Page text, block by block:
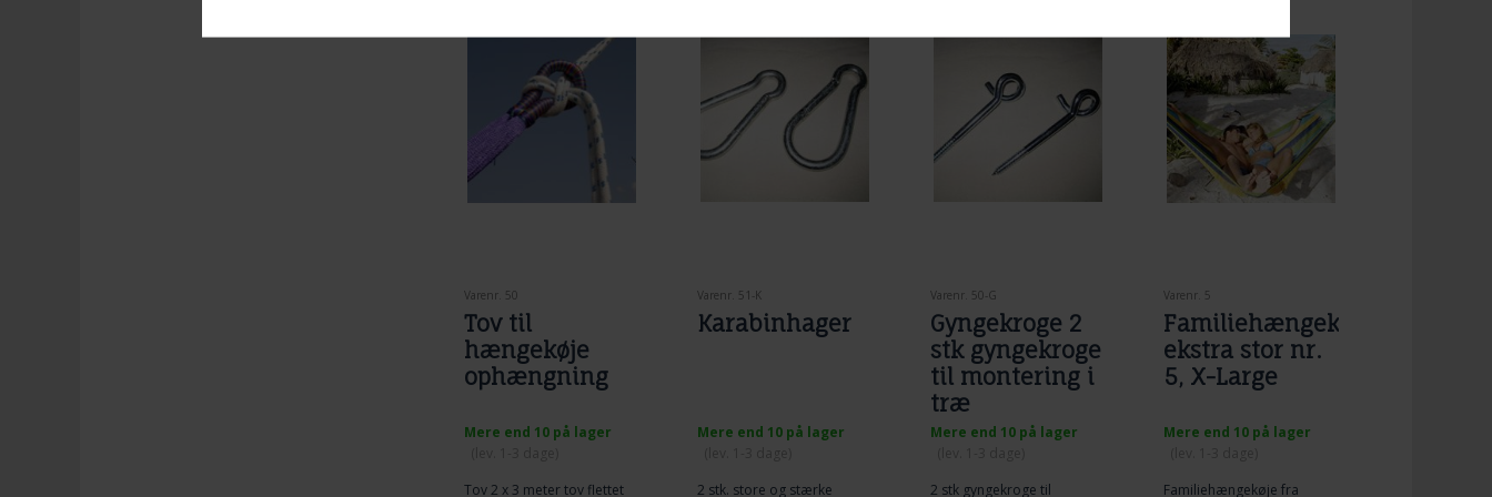
Varenr. 50
Tov til
hængekøje
ophængning
Mere end 10 på lager
Tov 2 x 3 meter tov flettet
Varenr. 51-K
Karabinhager
Mere end 10 på lager
2 stk. store og stærke
Varenr. 50-G
Gyngekroge 2
stk gyngekroge
til montering i
træ
Mere end 10 på lager
2 stk gyngekroge til
Varenr. 5
Familiehængekøje
ekstra stor nr.
5, X-Large
Mere end 10 på lager
Familiehængekøje fra